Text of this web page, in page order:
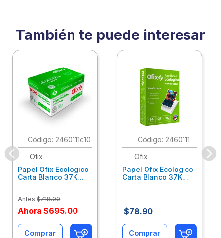
También te puede interesar
: 2460111c10
Ofix
Papel Ofix Ecologico
Carta Blanco 37K
Antes $718.00
Ahora $695.00
Comprar
: 2460111
Ofix
Papel Ofix Ecologico
Carta Blanco 37K
$78.90
Comprar